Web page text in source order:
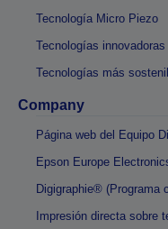
Tecnología Micro Piezo
Tecnologías innovadoras
Tecnologías más
Company
Página web del Equipo
Epson Europe
Digigraphie® (Programa
Impresión directa sobre